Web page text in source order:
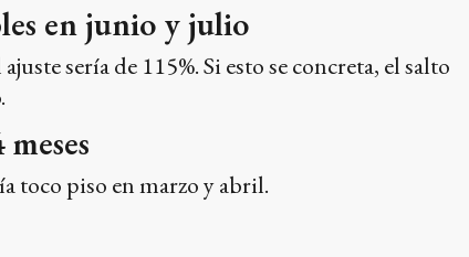
en junio y julio
sería de 115%. Si esto se concreta, el salto
toco piso en marzo y abril.